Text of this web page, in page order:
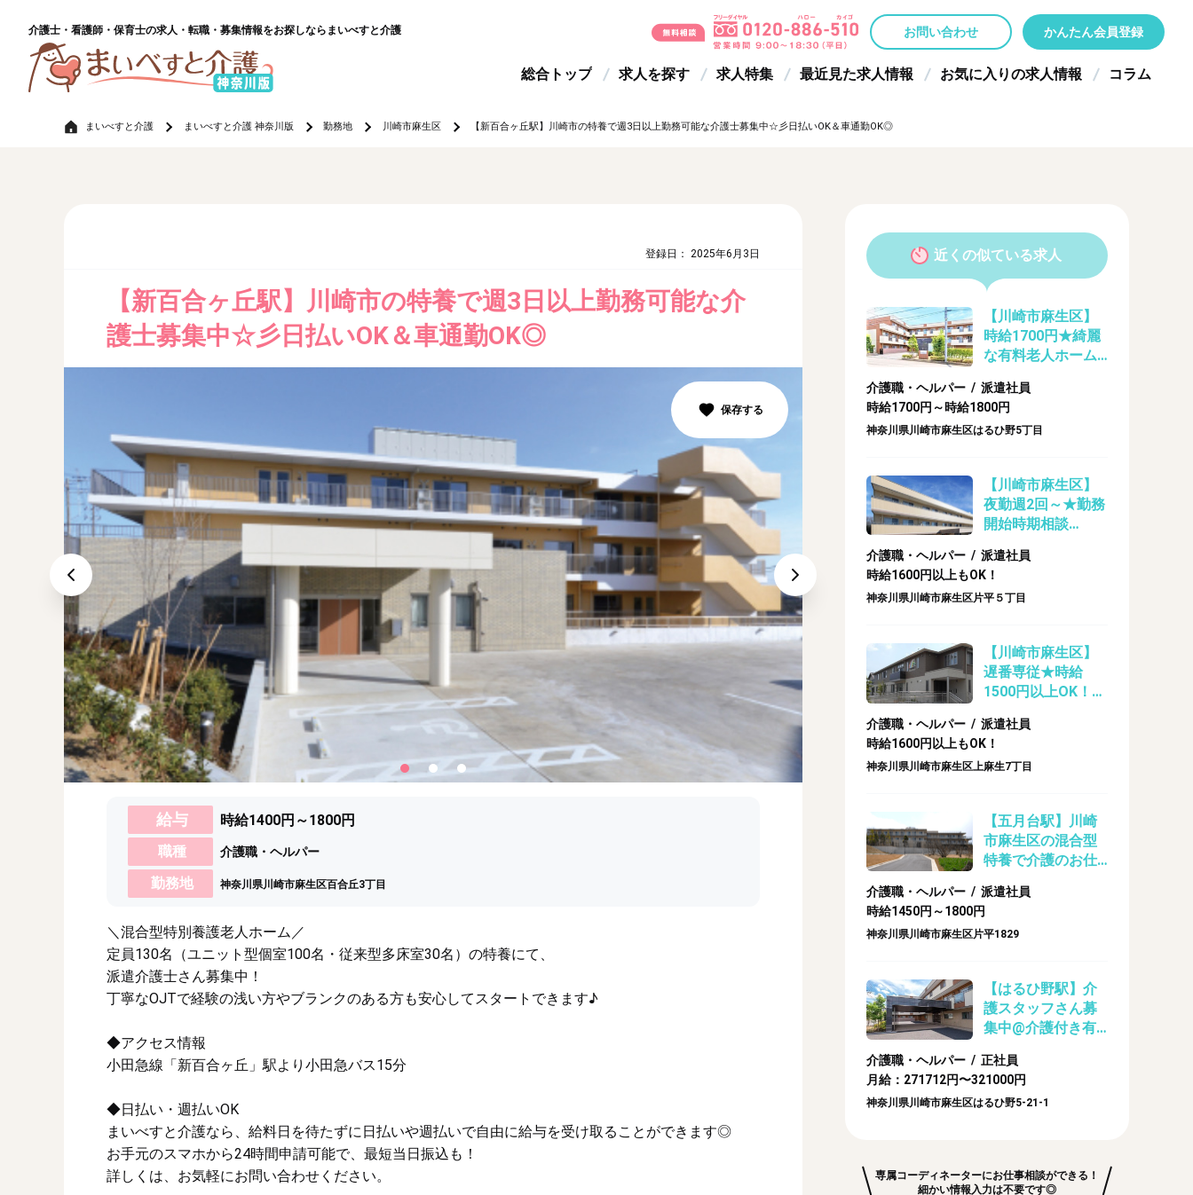
介護士・看護師・保育士の求人・転職・募集情報をお探しならまいべすと介護 お問い合わせ かんたん会員登録
総合トップ 求人を探す 求人特集 最近見た求人情報 お気に入りの求人情報 コラム
まいべすと介護 まいべすと介護 神奈川版 勤務地 川崎市麻生区 【新百合ヶ丘駅】川崎市の特養で週3日以上勤務可能な介護士募集中☆彡日払いOK＆車通勤OK◎
登録日： 2025年6月3日
【新百合ヶ丘駅】川崎市の特養で週3日以上勤務可能な介
護士募集中☆彡日払いOK＆車通勤OK◎
給与
時給1400円～1800円
職種
介護職・ヘルパー
勤務地 神奈川県川崎市麻生区百合丘3丁目
＼混合型特別養護老人ホーム／
定員130名（ユニット型個室100名・従来型多床室30名）の特養にて、
派遣介護士さん募集中！
丁寧なOJTで経験の浅い方やブランクのある方も安心してスタートできます♪
◆アクセス情報
小田急線「新百合ヶ丘」駅より小田急バス15分
◆日払い・週払いOK
まいべすと介護なら、給料日を待たずに日払いや週払いで自由に給与を受け取ることができます◎
お手元のスマホから24時間申請可能で、最短当日振込も！
詳しくは、お気軽にお問い合わせください。
近くの似ている求人
【川崎市麻生区】
時給1700円★綺麗
な有料老人ホーム
ん募集（派遣）
介護職・ヘルパー / 派遣社員
時給1700円～時給1800円
神奈川県川崎市麻生区はるひ野5丁目
【川崎市麻生区】
夜勤週2回～★勤務
開始時期相談
老人ホームのケア
スタッフ（派遣）
介護職・ヘルパー / 派遣社員
時給1600円以上もOK！
神奈川県川崎市麻生区片平５丁目
【川崎市麻生区】
遅番専従★時給
1500円以上OK！グ
アスタッフ（派
遣）
介護職・ヘルパー / 派遣社員
時給1600円以上もOK！
神奈川県川崎市麻生区上麻生7丁目
【五月台駅】川崎
市麻生区の混合型
特養で介護のお仕
で車通勤もOKです
◎
介護職・ヘルパー / 派遣社員
時給1450円～1800円
神奈川県川崎市麻生区片平1829
【はるひ野駅】介
護スタッフさん募
集中@介護付き有
社員）
介護職・ヘルパー / 正社員
月給：271712円〜321000円
神奈川県川崎市麻生区はるひ野5-21-1
専属コーディネーターにお仕事相談ができる！
細かい情報入力は不要です◎